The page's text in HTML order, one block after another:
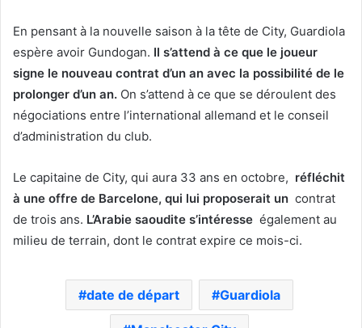
En pensant à la nouvelle saison à la tête de City, Guardiola
espère avoir Gundogan. Il s’attend à ce que le joueur
signe le nouveau contrat d’un an avec la possibilité de le
prolonger d’un an. On s’attend à ce que se déroulent des
négociations entre l’international allemand et le conseil
d’administration du club.
Le capitaine de City, qui aura 33 ans en octobre, réfléchit
à une offre de Barcelone, qui lui proposerait un contrat
de trois ans. L’Arabie saoudite s’intéresse également au
milieu de terrain, dont le contrat expire ce mois-ci.
date de départ Guardiola